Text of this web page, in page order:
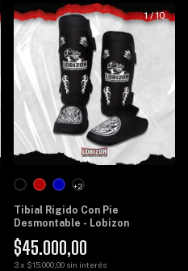
1/10
Tibial Rigido Con Pie
Desmontable - Lobizon
$45.000,00
3x $15.000,00 sin interés
+2